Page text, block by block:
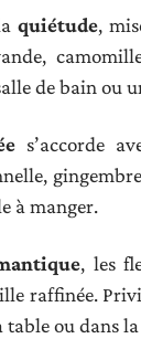
quiétude,
de bain ou
s’accorde
à manger.
, les
raffinée.
ou dans